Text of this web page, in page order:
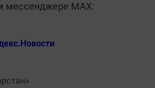
мессенджере MАХ: